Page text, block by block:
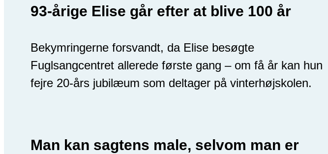
93-årige Elise går efter at blive 100 år
Bekymringerne forsvandt, da Elise besøgte
Fuglsangcentret allerede første gang – om få år kan hun
fejre 20-års jubilæum som deltager på vinterhøjskolen.
Man kan sagtens male, selvom man er